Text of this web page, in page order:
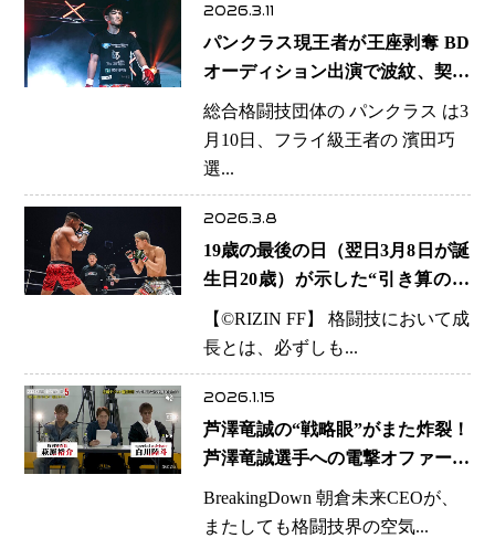
2026.3.11
パンクラス現王者が王座剥奪 BD
オーディション出演で波紋、契約
違反で厳格な処分
総合格闘技団体の パンクラス は3
月10日、フライ級王者の 濱田巧
選...
2026.3.8
19歳の最後の日（翌日3月8日が誕
生日20歳）が示した“引き算の進
化” 秋元強真選手ミックス撃破
で世界に宣戦布告―継承された朝
味
【©️RIZIN FF】 格闘技において成
長とは、必ずしも...
2026.1.15
芦澤竜誠の“戦略眼”がまた炸裂！
芦澤竜誠選手への電撃オファーは
BreakingDownの未来を読む一手
だった
BreakingDown 朝倉未来CEOが、
またしても格闘技界の空気...